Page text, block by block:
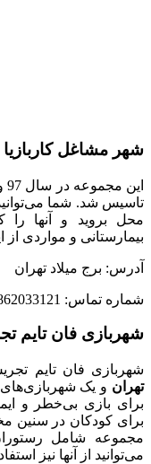
شهر مشاغل کاربازیا
محل بروید و آنها را
بیمارستانی و مواردی
آدرس: برج میلاد تهران
شماره تماس: 0218862033121
شهربازی فان تایم
شهربازی فان تایم
تهران و یک
برای بازی بی‌خطر و
برای کودکان در سنین
مجموعه شامل
می‌توانید از آنها نیز